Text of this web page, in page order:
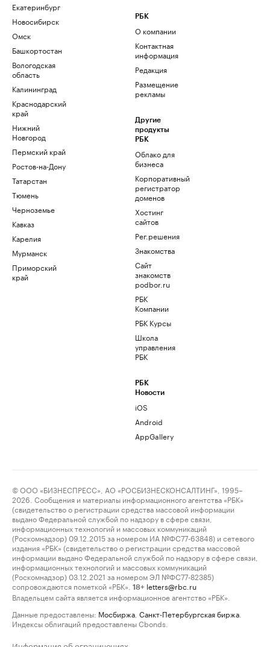
Екатеринбург
Новосибирск
Омск
Башкортостан
Вологодская
область
Калининград
Краснодарский
край
Нижний
Новгород
Пермский край
Ростов-на-Дону
Татарстан
Тюмень
Черноземье
Кавказ
Карелия
Мурманск
Приморский
край
РБК
О компании
Контактная
информация
Редакция
Размещение
рекламы
Другие
продукты
РБК
Облако для
бизнеса
Корпоративный
регистратор
доменов
Хостинг
сайтов
Рег.решения
Знакомства
Сайт
знакомств
podbor.ru
РБК
Компании
РБК Курсы
Школа
управления
РБК
РБК
Новости
iOS
Android
AppGallery
© ООО «БИЗНЕСПРЕСС», АО «РОСБИЗНЕСКОНСАЛТИНГ», 1995–
2026. Сообщения и материалы информационного агентства «РБК»
(свидетельство о регистрации средства массовой информации
выдано Федеральной службой по надзору в сфере связи,
информационных технологий и массовых коммуникаций
(Роскомнадзор) 09.12.2015 за номером ИА №ФС77-63848) и сетевого
издания «РБК» (свидетельство о регистрации средства массовой
информации выдано Федеральной службой по надзору в сфере связи,
информационных технологий и массовых коммуникаций
(Роскомнадзор) 03.12.2021 за номером ЭЛ №ФС77-82385)
сопровождаются пометкой «РБК».
18+ letters@rbc.ru
Владельцем сайта является информационное агентство «РБК».
Данные предоставлены: Мосбиржа Санкт-Петербургская биржа
Индексы облигаций предоставлены Cbonds.